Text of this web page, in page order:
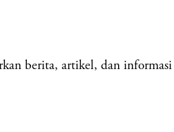
berita, artikel, dan